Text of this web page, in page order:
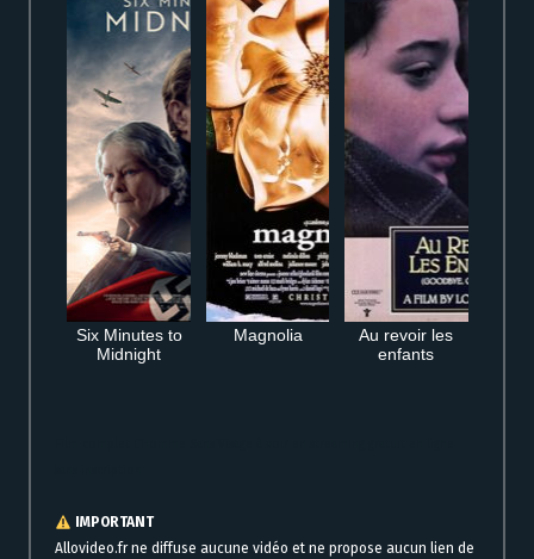
Six Minutes to
Midnight
Magnolia
Au revoir les
enfants
IMPORTANT
Allovideo.fr ne diffuse aucune vidéo et ne propose aucun lien de